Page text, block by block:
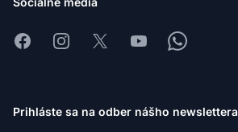
FacebookInstagram
X YoutubeWhatsapp
Prihláste sa na odber nášho newslettera